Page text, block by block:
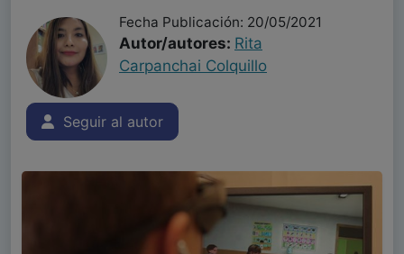
Fecha Publicación: 20/05/2021
Autor/autores: Rita
Carpanchai Colquillo
Seguir al autor